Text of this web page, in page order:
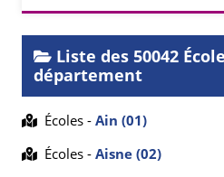
Liste des 50042
département
Écoles - Ain (01)
Écoles - Aisne (02)